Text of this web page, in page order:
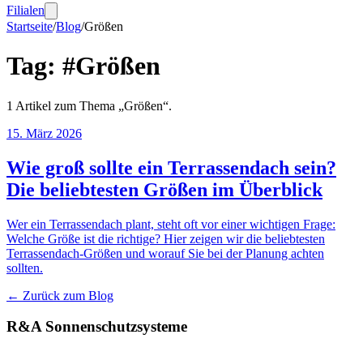
Filialen
Startseite/Blog/Größen
Tag: #Größen
1 Artikel zum Thema „Größen“.
15. März 2026
Wie groß sollte ein Terrassendach sein?
Die beliebtesten Größen im Überblick
Wer ein Terrassendach plant, steht oft vor einer wichtigen Frage:
Welche Größe ist die richtige? Hier zeigen wir die beliebtesten
Terrassendach-Größen und worauf Sie bei der Planung achten
sollten.
← Zurück zum Blog
R&A Sonnenschutzsysteme